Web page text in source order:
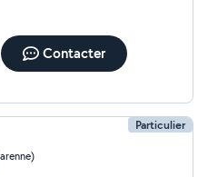
Contacter
Particulier